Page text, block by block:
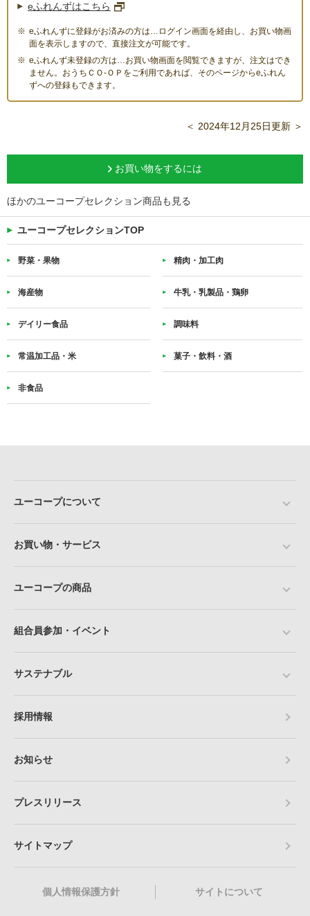
eふれんずはこちら
eふれんずに登録がお済みの方は…ログイン画面を経由し、お買い物画
面を表示しますので、直接注文が可能です。
eふれんず未登録の方は…お買い物画面を閲覧できますが、注文はでき
ません。おうちＣＯ-ＯＰをご利用であれば、そのページからeふれん
ずへの登録もできます。
＜ 2024年12月25日更新 ＞
お買い物をするには
ほかのユーコープセレクション商品も見る
ユーコープセレクションTOP
野菜・果物 精肉・加工肉
海産物 牛乳・乳製品・鶏卵
デイリー食品 調味料
常温加工品・米 菓子・飲料・酒
非食品
ユーコープについて
お買い物・サービス
ユーコープの商品
組合員参加・イベント
サステナブル
採用情報
お知らせ
プレスリリース
サイトマップ
個人情報保護方針 サイトについて